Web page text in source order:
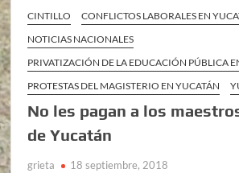
CINTILLO
CONFLICTOS LABORALES EN
NOTICIAS NACIONALES
PRIVATIZACIÓN DE LA EDUCACIÓN PÚBLICA
PROTESTAS DEL MAGISTERIO EN YUCATÁN
No les pagan a los
de Yucatán
grieta 18 septiembre, 2018